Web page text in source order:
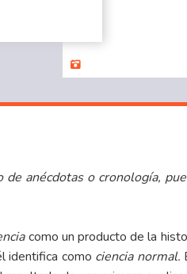
anécdotas o cronología,
como un producto de la
identifica como ciencia normal.